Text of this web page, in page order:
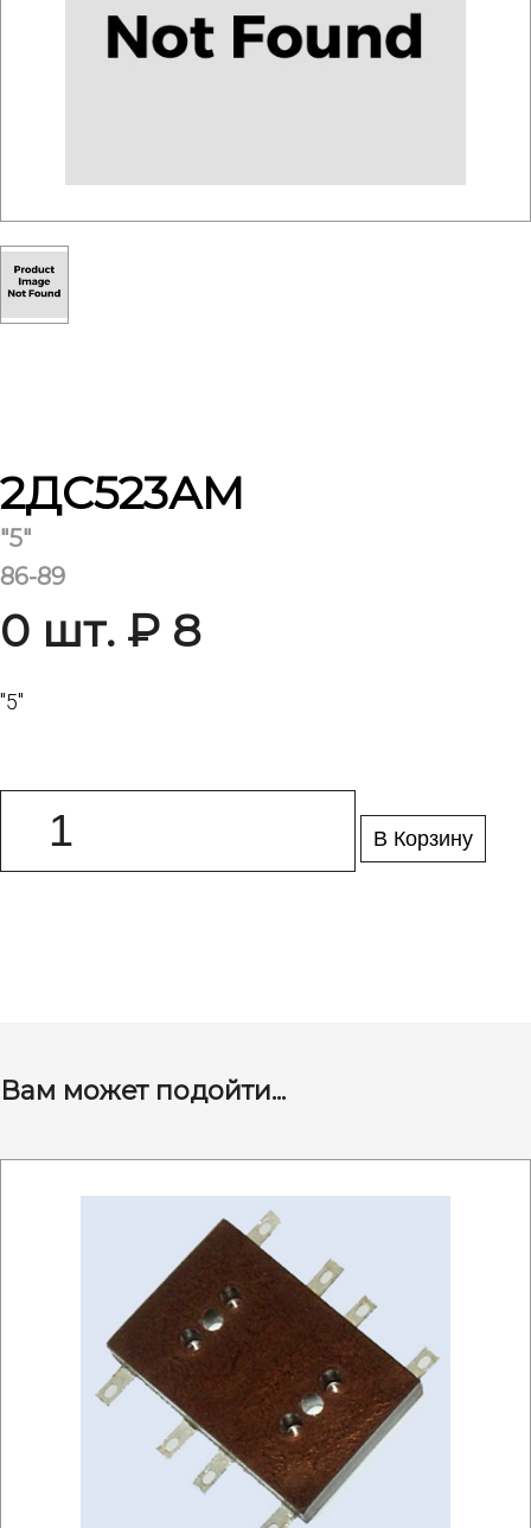
2ДС523АМ
"5"
86-89
0 шт. ₽ 8
"5"
В Корзину
Вам может подойти...